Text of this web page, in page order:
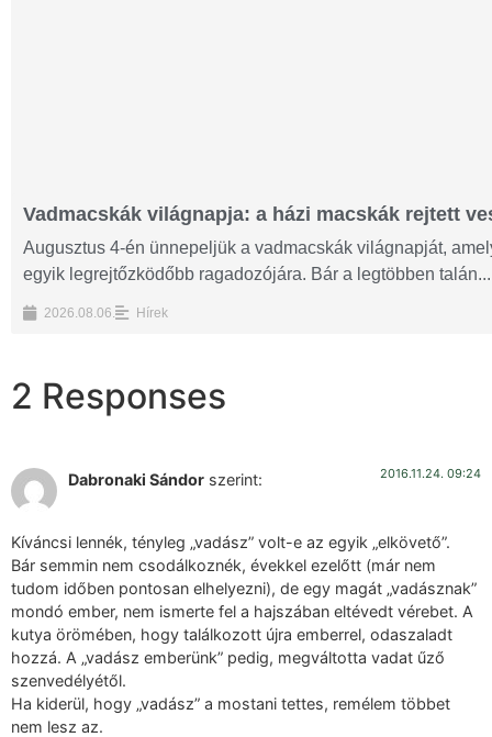
Vadmacskák világnapja: a házi macskák rejtett
Augusztus 4-én ünnepeljük a vadmacskák világnapját,
egyik legrejtőzködőbb ragadozójára. Bár a legtöbben talán...
2026.08.06. Hírek
2 Responses
Dabronaki Sándor szerint: 2016.11.24. 09:24
Kíváncsi lennék, tényleg „vadász” volt-e az egyik „elkövető”.
Bár semmin nem csodálkoznék, évekkel ezelőtt (már nem
tudom időben pontosan elhelyezni), de egy magát „vadásznak”
mondó ember, nem ismerte fel a hajszában eltévedt vérebet. A
kutya örömében, hogy találkozott újra emberrel, odaszaladt
hozzá. A „vadász emberünk” pedig, megváltotta vadat űző
szenvedélyétől.
Ha kiderül, hogy „vadász” a mostani tettes, remélem többet
nem lesz az.